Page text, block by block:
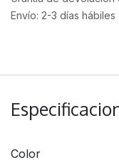
Envío: 2-3 días hábiles
Color